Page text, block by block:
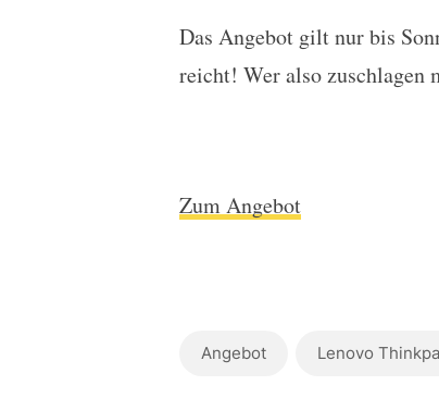
Das Angebot gilt nur bis
reicht! Wer also zuschlagen
Zum Angebot
Angebot Lenovo